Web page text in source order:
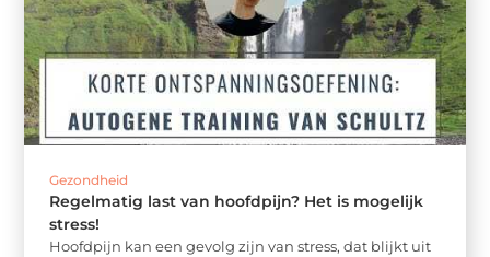
Gezondheid
Regelmatig last van hoofdpijn? Het is mogelijk
stress!
Hoofdpijn kan een gevolg zijn van stress, dat blijkt uit